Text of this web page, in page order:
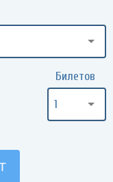
Билетов
1